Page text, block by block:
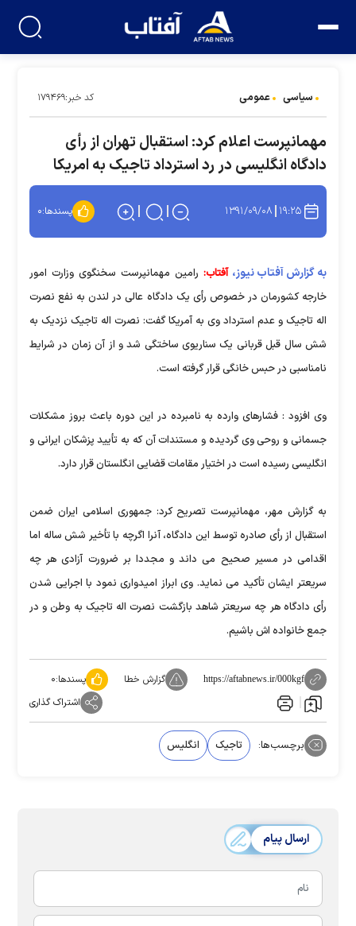
سیاسی عمومی کد خبر:۱۷۹۴۶۹
مهمانپرست اعلام کرد: استقبال تهران از رأی
دادگاه انگلیسی در رد استرداد تاجیک به امریکا
۱۹:۲۵ ۱۳۹۱/۰۹/۰۸ پسندها:۰
به گزارش آفتاب نیوز، آفتاب: رامین مهمانپرست سخنگوی وزارت امور
خارجه کشورمان در خصوص رأی یک دادگاه عالی در لندن به نفع نصرت
اله تاجیک و عدم استرداد وی به آمریکا گفت: نصرت اله تاجیک نزدیک به
شش سال قبل قربانی یک سناریوی ساختگی شد و از آن زمان در شرایط
نامناسبی در حبس خانگی قرار گرفته است.
وی افزود : فشارهای وارده به نامبرده در این دوره باعث بروز مشکلات
جسمانی و روحی وی گردیده و مستندات آن که به تأیید پزشکان ایرانی و
انگلیسی رسیده است در اختیار مقامات قضایی انگلستان قرار دارد.
به گزارش مهر، مهمانپرست تصریح کرد: جمهوری اسلامی ایران ضمن
استقبال از رأی صادره توسط این دادگاه، آنرا اگرچه با تأخیر شش ساله اما
اقدامی در مسیر صحیح می داند و مجددا بر ضرورت آزادی هر چه
سریعتر ایشان تأکید می نماید. وی ابراز امیدواری نمود با اجرایی شدن
رأی دادگاه هر چه سریعتر شاهد بازگشت نصرت اله تاجیک به وطن و در
جمع خانواده اش باشیم.
https://aftabnews.ir/000kgf گزارش خطا پسندها:۰
اشتراک گذاری
برچسب‌ها: تاجیک انگلیس
ارسال پیام